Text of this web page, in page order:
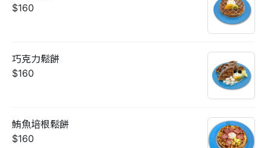
$160
巧克力鬆餅
$160
鮪魚培根鬆餅
$160